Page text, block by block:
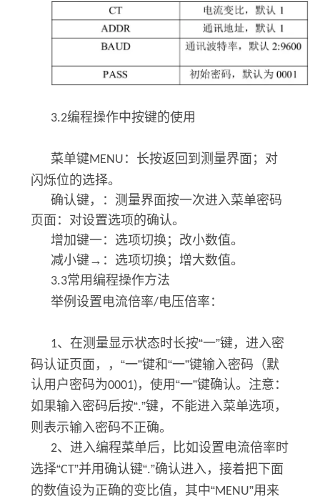
3.2编程操作中按键的使用
菜单键MENU ：长按返回到测量界面；对
闪烁位的选择。
确认键，：测量界面按一次进入菜单密码
页面：对设置选项的确认。
增加键一：选项切换；改小数值。
减小键→：选项切换；增大数值。
3.3常用编程操作方法
举例设置电流倍率/电压倍率：
1、在测量显示状态时长按“一”键，进入密
码认证页面，，“一”键和“一”键输入密码（默
认用户密码为0001) ，使用“一”键确认。注意：
如果输入密码后按“.”键，不能进入菜单选项，
则表示输入密码不正确。
2、进入编程菜单后，比如设置电流倍率时
选择“CT”并用确认键“.”确认进入，接着把下面
的数值设为正确的变比值，其中“MENU”用来